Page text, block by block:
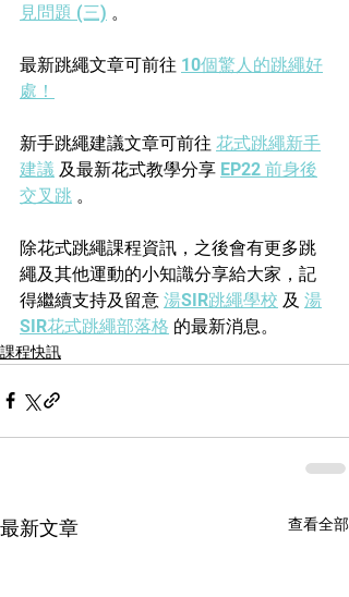
見問題 (三) 。
最新跳繩文章可前往 10個驚人的跳繩好
處！
新手跳繩建議文章可前往 花式跳繩新手
建議 及最新花式教學分享 EP22 前身後
交叉跳 。
除花式跳繩課程資訊，之後會有更多跳
繩及其他運動的小知識分享給大家，記
得繼續支持及留意 湯SIR跳繩學校 及 湯
SIR花式跳繩部落格 的最新消息。
課程快訊
最新文章 查看全部